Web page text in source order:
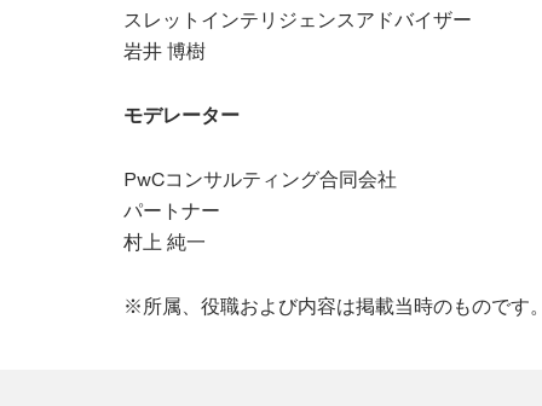
スレットインテリジェンスアドバイザー
岩井 博樹
モデレーター
PwCコンサルティング合同会社
パートナー
村上 純一
※所属、役職および内容は掲載当時のものです